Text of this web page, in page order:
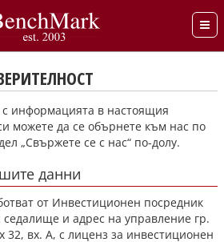
информацията в настоящия
можете да се обърнете към нас по
„Свържете се с нас“ по-долу.
данни
от Инвестиционен посредник
и адрес на управление гр.
вх. А, с лиценз за инвестиционен